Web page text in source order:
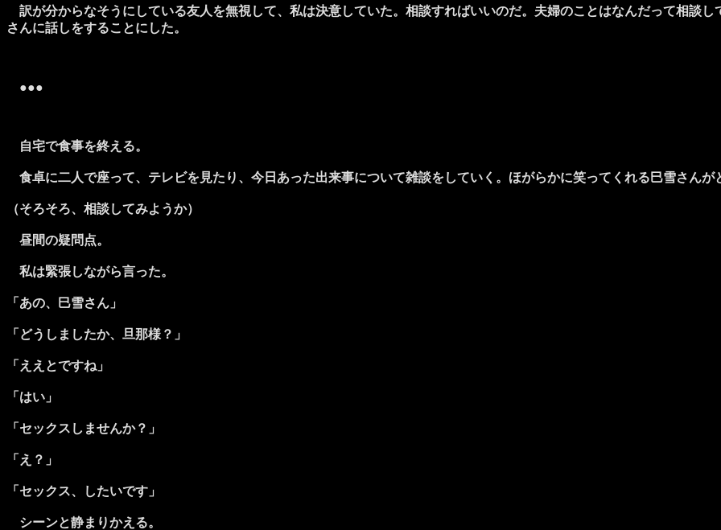
訳が分からなそうにしている友人を無視して、私は決意していた。相談すればいいのだ。夫婦のことはなんだって相談
さんに話しをすることにした。
●●●
自宅で食事を終える。
食卓に二人で座って、テレビを見たり、今日あった出来事について雑談をしていく。ほがらかに笑ってくれる巳雪さんが
（そろそろ、相談してみようか）
昼間の疑問点。
私は緊張しながら言った。
「あの、巳雪さん」
「どうしましたか、旦那様？」
「ええとですね」
「はい」
「セックスしませんか？」
「え？」
「セックス、したいです」
シーンと静まりかえる。